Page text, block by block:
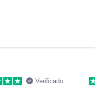
Verificado